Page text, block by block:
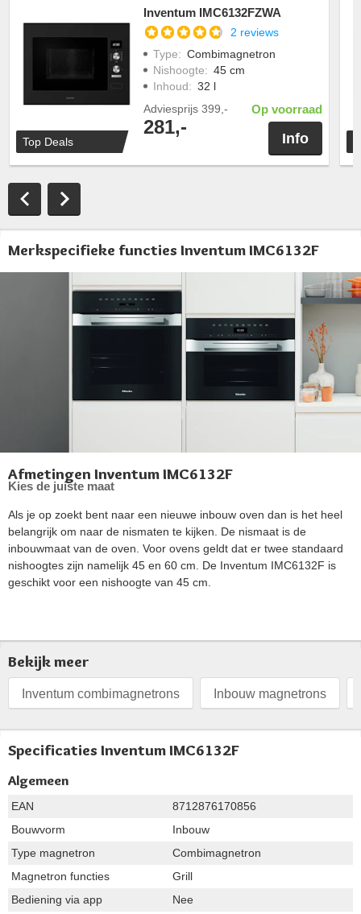
Top Deals
Inventum IMC6132FZWA
2 reviews
Type: Combimagnetron
Nishoogte: 45 cm
Inhoud: 32 l
Adviesprijs 399,-
281,-
Op voorraad
Info
Merkspecifieke functies Inventum IMC6132F
Afmetingen Inventum IMC6132F
Kies de juiste maat
Als je op zoekt bent naar een nieuwe inbouw oven dan is het heel
belangrijk om naar de nismaten te kijken. De nismaat is de
inbouwmaat van de oven. Voor ovens geldt dat er twee standaard
nishoogtes zijn namelijk 45 en 60 cm. De Inventum IMC6132F is
geschikt voor een nishoogte van 45 cm.
Bekijk meer
Inventum combimagnetrons Inbouw magnetrons
Specificaties Inventum IMC6132F
Algemeen
EAN
8712876170856
Bouwvorm
Inbouw
Type magnetron
Combimagnetron
Magnetron functies
Grill
Bediening via app
Nee